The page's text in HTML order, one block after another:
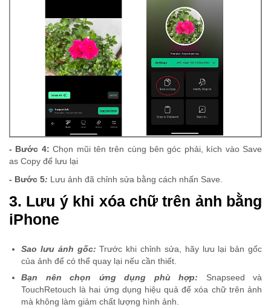
- Bước 4: Chọn mũi tên trên cùng bên góc phải, kích vào Save
as Copy để lưu lại
- Bước 5: Lưu ảnh đã chỉnh sửa bằng cách nhấn Save.
3. Lưu ý khi xóa chữ trên ảnh bằng
iPhone
Sao lưu ảnh gốc: Trước khi chỉnh sửa, hãy lưu lại bản gốc
của ảnh để có thể quay lại nếu cần thiết.
Bạn nên chọn ứng dụng phù hợp: Snapseed và
TouchRetouch là hai ứng dụng hiệu quả để xóa chữ trên ảnh
mà không làm giảm chất lượng hình ảnh.